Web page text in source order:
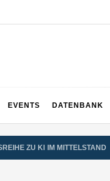
EVENTS DATENBANK
ZU KI IM MITTELSTAND